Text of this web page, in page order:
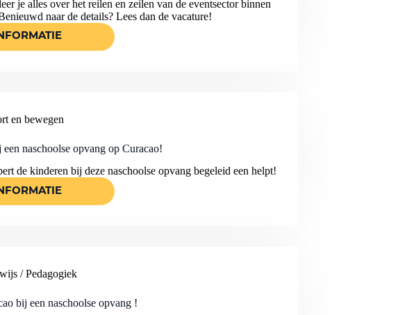
je alles over het reilen en zeilen van de eventsector binnen
naar de details? Lees dan de vacature!
START
JOUW
OP
CURAÇAO
en bewegen
naschoolse opvang op Curacao!
de kinderen bij deze naschoolse opvang begeleid een helpt!
JOUW
SPORT
NASCHOOLSE
OPVANG
CURACAO!
/ Pedagogiek
bij een naschoolse opvang !